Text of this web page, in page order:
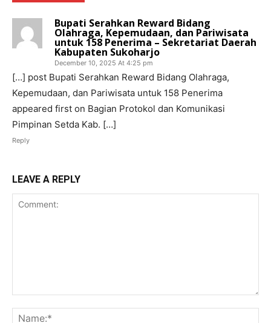
Bupati Serahkan Reward Bidang
Olahraga, Kepemudaan, dan Pariwisata
untuk 158 Penerima – Sekretariat Daerah
Kabupaten Sukoharjo
December 10, 2025 At 4:25 pm
[…] post Bupati Serahkan Reward Bidang Olahraga,
Kepemudaan, dan Pariwisata untuk 158 Penerima
appeared first on Bagian Protokol dan Komunikasi
Pimpinan Setda Kab. […]
Reply
LEAVE A REPLY